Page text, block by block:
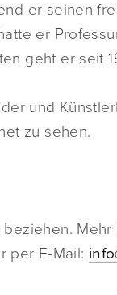
er seinen
er
geht er seit
und
zu sehen.
per E-Mail: